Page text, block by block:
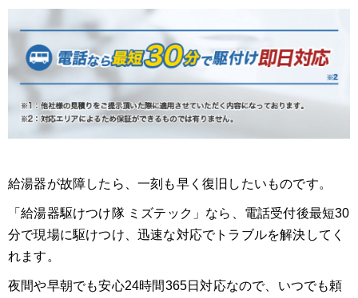
給湯器が故障したら、一刻も早く復旧したいものです。
「給湯器駆けつけ隊 ミズテック」なら、電話受付後最短30
分で現場に駆けつけ、迅速な対応でトラブルを解決してく
れます。
夜間や早朝でも安心24時間365日対応なので、いつでも頼